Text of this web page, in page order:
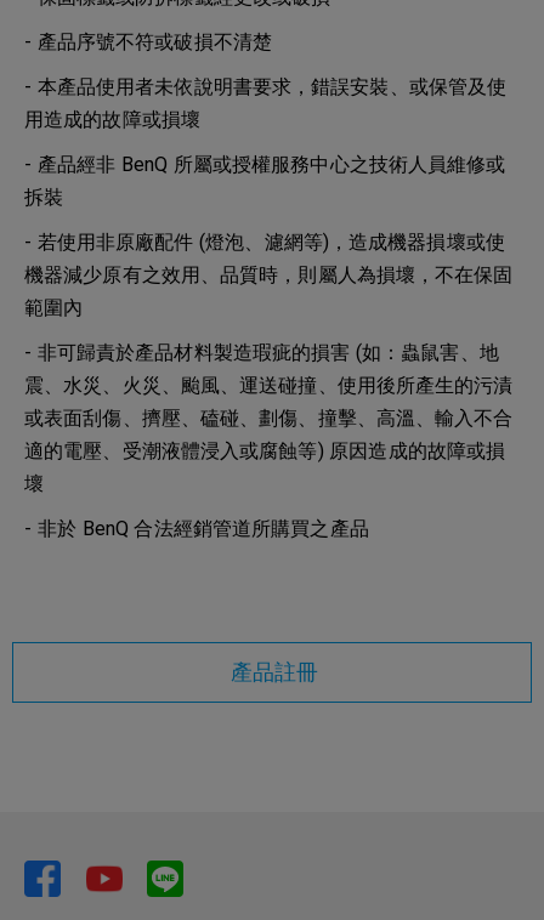
- 產品序號不符或破損不清楚
- 本產品使用者未依說明書要求，錯誤安裝、或保管及使
用造成的故障或損壞
- 產品經非 BenQ 所屬或授權服務中心之技術人員維修或
拆裝
- 若使用非原廠配件 (燈泡、濾網等)，造成機器損壞或使
機器減少原有之效用、品質時，則屬人為損壞，不在保固
範圍內
- 非可歸責於產品材料製造瑕疵的損害 (如：蟲鼠害、地
震、水災、火災、颱風、運送碰撞、使用後所產生的污漬
或表面刮傷、擠壓、磕碰、劃傷、撞擊、高溫、輸入不合
適的電壓、受潮液體浸入或腐蝕等) 原因造成的故障或損
壞
- 非於 BenQ 合法經銷管道所購買之產品
產品註冊